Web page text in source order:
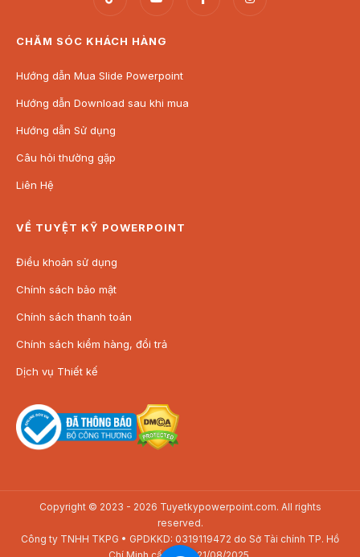
CHĂM SÓC KHÁCH HÀNG
Hướng dẫn Mua Slide Powerpoint
Hướng dẫn Download sau khi mua
Hướng dẫn Sử dụng
Câu hỏi thường gặp
Liên Hệ
VỀ TUYỆT KỸ POWERPOINT
Điều khoản sử dụng
Chính sách bảo mật
Chính sách thanh toán
Chính sách kiểm hàng, đổi trả
Dịch vụ Thiết kế
Copyright © 2023 - 2026 Tuyetkypowerpoint.com. All rights
reserved.
Công ty TNHH TKPG • GPDKKD: 0319119472 do Sở Tài chính TP. Hồ